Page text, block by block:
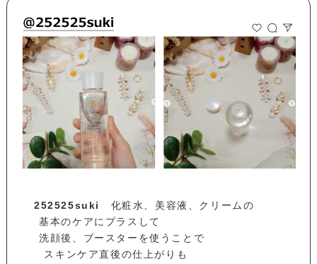
252525suki
化粧水、美容液、クリームの⁡
⁡ 基本のケアにプラスして⁡
⁡ 洗顔後、ブースターを使うことで⁡
⁡ ⁡ スキンケア直後の仕上がりも⁡